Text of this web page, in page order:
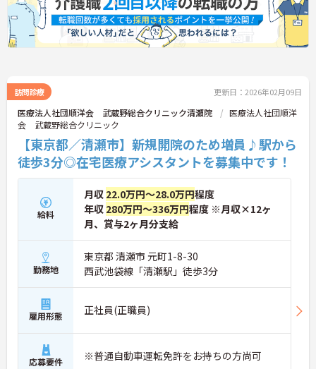
訪問診療 更新日：2026年02月09日
医療法人社団順洋会 武蔵野総合クリニック清瀬院
医療法人社団順洋
会 武蔵野総合クリニック
【東京都／清瀬市】新規開院のため増員♪駅から
徒歩3分◎在宅医療アシスタントを募集中です！
給料
月収 22.0万円～28.0万円程度
年収 280万円～336万円程度 ※月収×12ヶ
月、賞与2ヶ月分支給
勤務地
東京都 清瀬市 元町1-8-30
西武池袋線「清瀬駅」徒歩3分
雇用形態 正社員(正職員)
応募要件 ※普通自動車運転免許をお持ちの方尚可